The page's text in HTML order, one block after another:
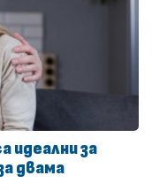
идеални за
двама